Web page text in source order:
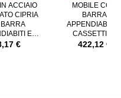
ACCIAIO
CIPRIA
E
€
MOBILE CON
BARRA
APPENDIABITI
CASSETTI IN
ACCIAIO
422,12 €